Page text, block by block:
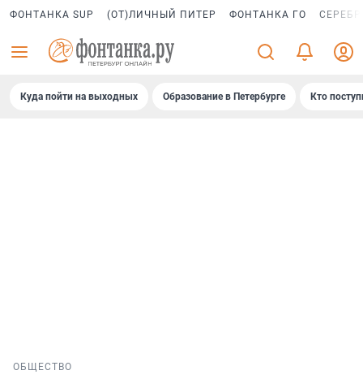
ФОНТАНКА SUP (ОТ)ЛИЧНЫЙ ПИТЕР ФОНТАНКА ГО
Куда пойти на выходных Образование в Петербурге Кто
ОБЩЕСТВО